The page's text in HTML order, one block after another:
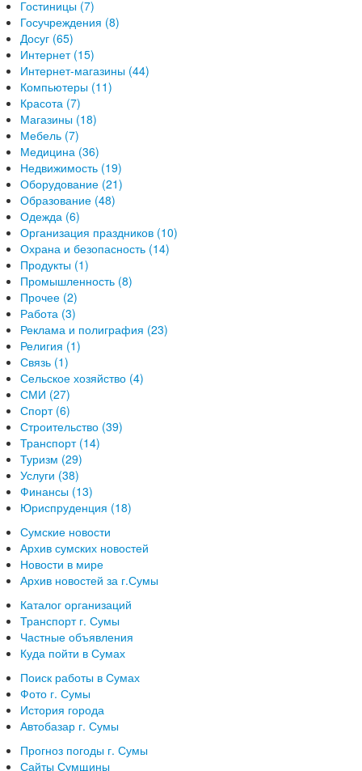
Гостиницы (7)
Госучреждения (8)
Досуг (65)
Интернет (15)
Интернет-магазины (44)
Компьютеры (11)
Красота (7)
Магазины (18)
Мебель (7)
Медицина (36)
Недвижимость (19)
Оборудование (21)
Образование (48)
Одежда (6)
Организация праздников (10)
Охрана и безопасность (14)
Продукты (1)
Промышленность (8)
Прочее (2)
Работа (3)
Реклама и полиграфия (23)
Религия (1)
Связь (1)
Сельское хозяйство (4)
СМИ (27)
Спорт (6)
Строительство (39)
Транспорт (14)
Туризм (29)
Услуги (38)
Финансы (13)
Юриспруденция (18)
Сумские новости
Архив сумских новостей
Новости в мире
Архив новостей за г.Сумы
Каталог организаций
Транспорт г. Сумы
Частные объявления
Куда пойти в Сумах
Поиск работы в Сумах
Фото г. Сумы
История города
Автобазар г. Сумы
Прогноз погоды г. Сумы
Сайты Сумщины